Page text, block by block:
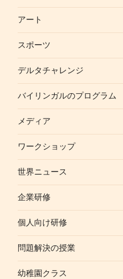
アート
スポーツ
デルタチャレンジ
バイリンガルのプログラム
メディア
ワークショップ
世界ニュース
企業研修
個人向け研修
問題解決の授業
幼稚園クラス